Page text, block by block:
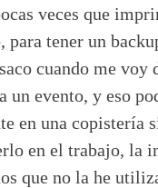
veces que
para tener un
cuando me voy
un evento, y eso
en una copistería
en el trabajo, la
que no la he